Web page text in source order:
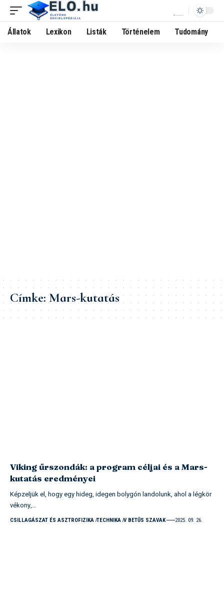
Állatok Lexikon Listák Történelem Tudomány
Címke:Mars-kutatás
Viking űrszondák: a program céljai és a Mars-
kutatás eredményei
Képzeljük el, hogy egy hideg, idegen bolygón landolunk, ahol a légkör
vékony,…
CSILLAGÁSZAT ÉS ASZTROFIZIKA TECHNIKA V BETŰS SZAVAK 2025. 09. 26.